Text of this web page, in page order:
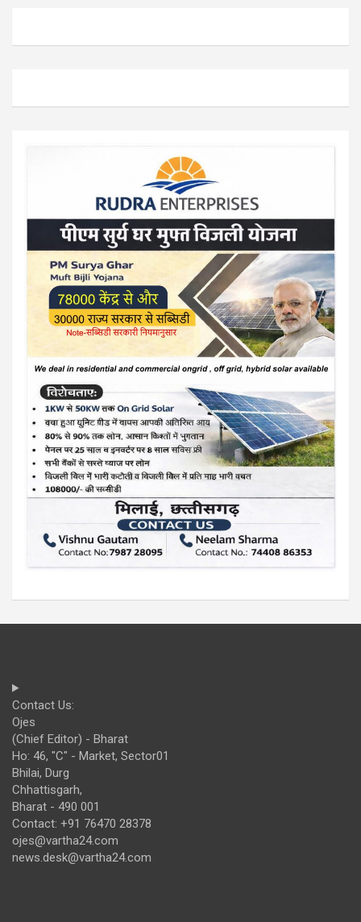
Contact Us:
Ojes
(Chief Editor) - Bharat
Ho: 46, "C" - Market, Sector01
Bhilai, Durg
Chhattisgarh,
Bharat - 490 001
Contact: +91 76470 28378
ojes@vartha24.com
news.desk@vartha24.com